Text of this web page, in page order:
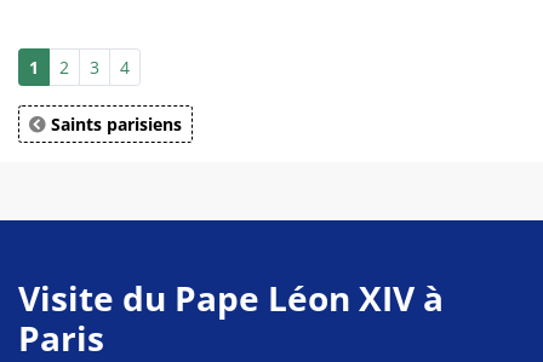
1 2 3 4
Saints parisiens
Visite du Pape Léon XIV à
Paris